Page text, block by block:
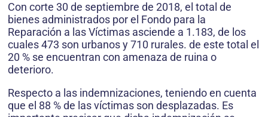
Con corte 30 de septiembre de 2018, el total de
bienes administrados por el Fondo para la
Reparación a las Víctimas asciende a 1.183, de los
cuales 473 son urbanos y 710 rurales. de este total el
20 % se encuentran con amenaza de ruina o
deterioro.
Respecto a las indemnizaciones, teniendo en cuenta
que el 88 % de las víctimas son desplazadas. Es